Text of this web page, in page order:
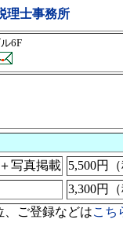
理士事務所
6F
写真掲載
5,500円
3,300円
、ご登録などはこち